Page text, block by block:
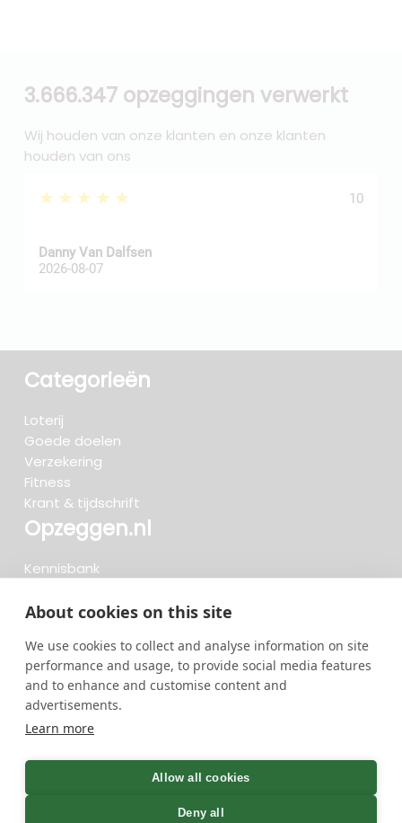
About cookies on this site
We use cookies to collect and analyse information on site
performance and usage, to provide social media features
and to enhance and customise content and
advertisements.
Learn more
Allow all cookies
Deny all
3.666.347 opzeggingen verwerkt
Wij houden van onze klanten en onze klanten
houden van ons
★★★★★ 10
Danny Van Dalfsen
2026-08-07
Categorieën
Loterij
Goede doelen
Verzekering
Fitness
Krant & tijdschrift
Opzeggen.nl
Kennisbank
Beoordelingen
Meteen opzeggen
722 opzeggingen afgelopen 30 dagen - 3.666.127
opzeggingen in totaal